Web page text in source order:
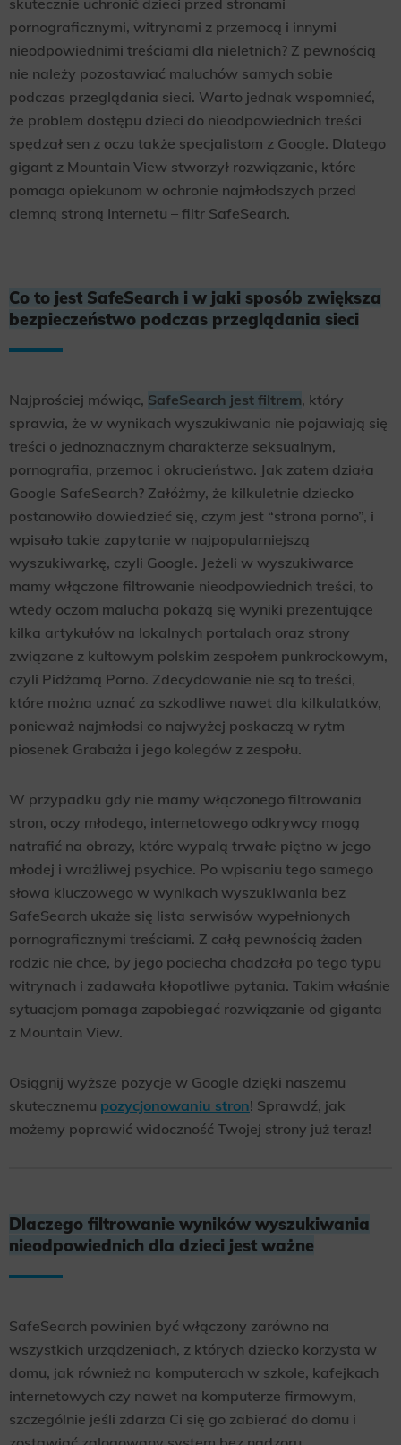
pornograficznymi, witrynami z przemocą i innymi
nieodpowiednimi treściami dla nieletnich? Z pewnością
nie należy pozostawiać maluchów samych sobie
podczas przeglądania sieci. Warto jednak wspomnieć,
że problem dostępu dzieci do nieodpowiednich treści
spędzał sen z oczu także specjalistom z Google. Dlatego
gigant z Mountain View stworzył rozwiązanie, które
pomaga opiekunom w ochronie najmłodszych przed
ciemną stroną Internetu – filtr SafeSearch.
Co to jest SafeSearch i w jaki sposób zwiększa
bezpieczeństwo podczas przeglądania sieci
Najprościej mówiąc, SafeSearch jest filtrem, który
sprawia, że w wynikach wyszukiwania nie pojawiają się
treści o jednoznacznym charakterze seksualnym,
pornografia, przemoc i okrucieństwo. Jak zatem działa
Google SafeSearch? Załóżmy, że kilkuletnie dziecko
postanowiło dowiedzieć się, czym jest “strona porno”, i
wpisało takie zapytanie w najpopularniejszą
wyszukiwarkę, czyli Google. Jeżeli w wyszukiwarce
mamy włączone filtrowanie nieodpowiednich treści, to
wtedy oczom malucha pokażą się wyniki prezentujące
kilka artykułów na lokalnych portalach oraz strony
związane z kultowym polskim zespołem punkrockowym,
czyli Pidżamą Porno. Zdecydowanie nie są to treści,
które można uznać za szkodliwe nawet dla kilkulatków,
ponieważ najmłodsi co najwyżej poskaczą w rytm
piosenek Grabaża i jego kolegów z zespołu.
W przypadku gdy nie mamy włączonego filtrowania
stron, oczy młodego, internetowego odkrywcy mogą
natrafić na obrazy, które wypalą trwałe piętno w jego
młodej i wrażliwej psychice. Po wpisaniu tego samego
słowa kluczowego w wynikach wyszukiwania bez
SafeSearch ukaże się lista serwisów wypełnionych
pornograficznymi treściami. Z całą pewnością żaden
rodzic nie chce, by jego pociecha chadzała po tego typu
witrynach i zadawała kłopotliwe pytania. Takim właśnie
sytuacjom pomaga zapobiegać rozwiązanie od giganta
z Mountain View.
Osiągnij wyższe pozycje w Google dzięki naszemu
skutecznemu pozycjonowaniu stron! Sprawdź, jak
możemy poprawić widoczność Twojej strony już teraz!
Dlaczego filtrowanie wyników wyszukiwania
nieodpowiednich dla dzieci jest ważne
SafeSearch powinien być włączony zarówno na
wszystkich urządzeniach, z których dziecko korzysta w
domu, jak również na komputerach w szkole, kafejkach
internetowych czy nawet na komputerze firmowym,
szczególnie jeśli zdarza Ci się go zabierać do domu i